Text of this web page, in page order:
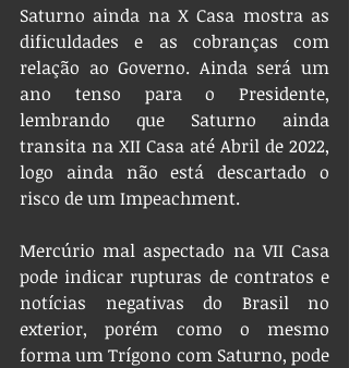
Saturno ainda na X Casa mostra as
dificuldades e as cobranças com
relação ao Governo. Ainda será um
ano tenso para o Presidente,
lembrando que Saturno ainda
transita na XII Casa até Abril de 2022,
logo ainda não está descartado o
risco de um Impeachment.
Mercúrio mal aspectado na VII Casa
pode indicar rupturas de contratos e
notícias negativas do Brasil no
exterior, porém como o mesmo
forma um Trígono com Saturno, pode